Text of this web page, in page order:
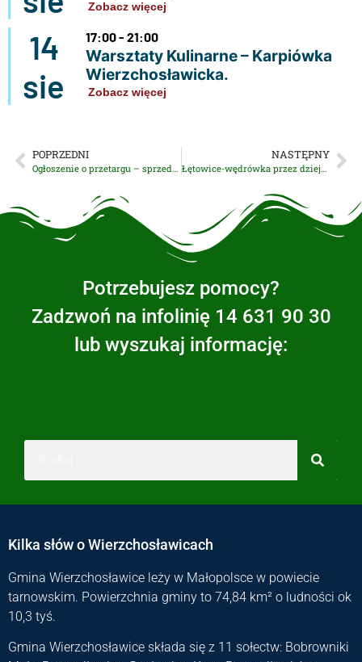
Zobacz więcej
14
sie
17:00 - 21:00
Warsztaty Kulinarne – Karpiówka
Wierzchosławicka.
Zobacz więcej
POPRZEDNI NASTĘPNY
Potrzebujesz pomocy?
Zadzwoń na infolinię 14 631 90 30
lub wyszukaj informację:
Kilka słów o Wierzchosławicach
Gmina Wierzchosławice leży w Małopolsce w powiecie
tarnowskim. Powierzchnia gminy to 74,84 km² o ludności ok
10,3 tyś.
Gmina Wierzchosławice składa się z 11 sołectw: Bobrowniki